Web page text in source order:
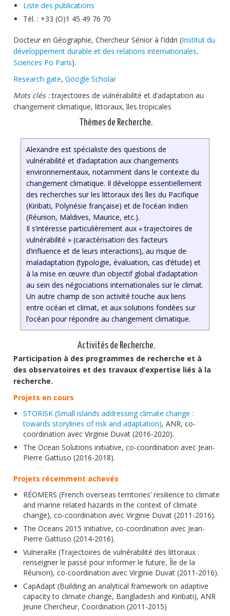
Liste des publications
Tél. : +33 (O)1 45 49 76 70
Docteur en Géographie, Chercheur Sénior à l’Iddri (Institut du
développement durable et des relations internationales,
Sciences Po Paris).
Research gate, Google Scholar
Mots clés :trajectoires de vulnérabilité et d’adaptation au
changement climatique, littoraux, îles tropicales
Thèmes de Recherche.
Alexandre est spécialiste des questions de
vulnérabilité et d’adaptation aux changements
environnementaux, notamment dans le contexte du
changement climatique. Il développe essentiellement
des recherches sur les littoraux des îles du Pacifique
(Kiribati, Polynésie française) et de l’océan Indien
(Réunion, Maldives, Maurice, etc.).
Il s’intéresse particulièrement aux « trajectoires de
vulnérabilité » (caractérisation des facteurs
d’influence et de leurs interactions), au risque de
maladaptation (typologie, évaluation, cas d’étude) et
à la mise en œuvre d’un objectif global d’adaptation
au sein des négociations internationales sur le climat.
Un autre champ de son activité touche aux liens
entre océan et climat, et aux solutions fondées sur
l’océan pour répondre au changement climatique.
Activités de Recherche.
Participation à des programmes de recherche et à
des observatoires et des travaux d’expertise liés à la
recherche.
Projets en cours
STORISK (Small islands addressing climate change :
towards storylines of risk and adaptation), ANR, co-
coordination avec Virginie Duvat (2016-2020).
The Ocean Solutions initiative, co-coordination avec Jean-
Pierre Gattuso (2016-2018).
Projets récemment achevés
RÉOMERS (French overseas territories’ resilience to climate
and marine related hazards in the context of climate
change), co-coordination avec Virginie Duvat (2011-2016).
The Oceans 2015 Initiative, co-coordination avec Jean-
Pierre Gattuso (2014-2016).
VulneraRe (Trajectoires de vulnérabilité des littoraux :
renseigner le passé pour informer le future, Île de la
Réunion), co-coordination avec Virginie Duvat (2011-2016).
CapAdapt (Building an analytical framework on adaptive
capacity to climate change, Bangladesh and Kiribati), ANR
Jeune Chercheur, Coordination (2011-2015)